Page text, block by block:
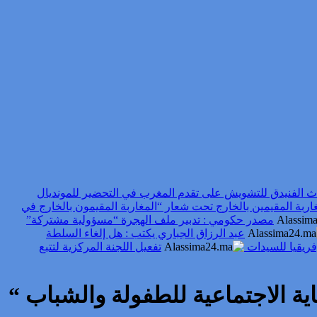
الفنيدق للتشويش على تقدم المغرب في التحضير للمونديال
المقيمين بالخارج تحت شعار “المغاربة المقيمون بالخارج في
مصدر حكومي : تدبير ملف الهجرة “مسؤولية مشتركة”
عبد الرزاق الجباري يكتب : هل إلغاء السلطة
للسيدات
تفعيل اللجنة المركزية لتتبع
الاجتماعية للطفولة والشباب “